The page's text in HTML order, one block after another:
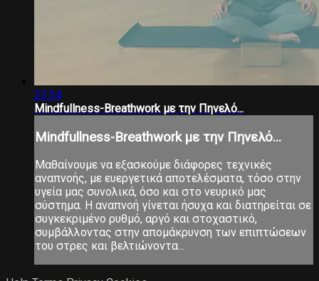
23:54
Mindfullness-Breathwork με την Πηνελό...
Mindfullness-Breathwork με την Πηνελό...
Μαθαίνουμε να εξασκούμε διάφορες τεχνικές
αναπνοής, με ευεργετικά αποτελέσματα, τόσο στην
υγεία μας συνολικά, όσο και στο νευρικό μας
σύστημα. Η αναπνοή γίνεται ήσυχα και διατηρείται σε
συγκεκριμένο ρυθμό, αργό και στοχαστικό,
συμβάλλοντας στην απομάκρυνση των επιπτώσεων
του στρες και βελτιώνοντα...